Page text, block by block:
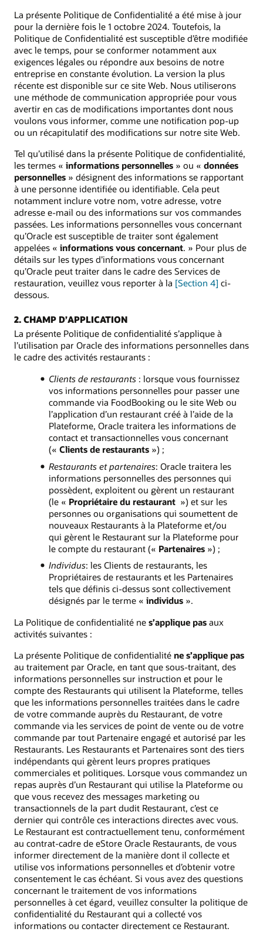
La présente Politique de Confidentialité a été mise à jour
pour la dernière fois le 1 octobre 2024. Toutefois, la
Politique de Confidentialité est susceptible d’être modifiée
avec le temps, pour se conformer notamment aux
exigences légales ou répondre aux besoins de notre
entreprise en constante évolution. La version la plus
récente est disponible sur ce site Web. Nous utiliserons
une méthode de communication appropriée pour vous
avertir en cas de modifications importantes dont nous
voulons vous informer, comme une notification pop-up
ou un récapitulatif des modifications sur notre site Web.
Tel qu’utilisé dans la présente Politique de confidentialité,
les termes « informations personnelles » ou « données
personnelles » désignent des informations se rapportant
à une personne identifiée ou identifiable. Cela peut
notamment inclure votre nom, votre adresse, votre
adresse e-mail ou des informations sur vos commandes
passées. Les informations personnelles vous concernant
qu’Oracle est susceptible de traiter sont également
appelées « informations vous concernant. » Pour plus de
détails sur les types d’informations vous concernant
qu’Oracle peut traiter dans le cadre des Services de
restauration, veuillez vous reporter à la [Section 4] ci-
dessous.
2. CHAMP D’APPLICATION
La présente Politique de confidentialité s’applique à
l’utilisation par Oracle des informations personnelles dans
le cadre des activités restaurants :
Clients de restaurants : lorsque vous fournissez
vos informations personnelles pour passer une
commande via FoodBooking ou le site Web ou
l’application d’un restaurant créé à l’aide de la
Plateforme, Oracle traitera les informations de
contact et transactionnelles vous concernant
(« Clients de restaurants») ;
Restaurants et partenaires: Oracle traitera les
informations personnelles des personnes qui
possèdent, exploitent ou gèrent un restaurant
(le « Propriétaire du restaurant ») et sur les
personnes ou organisations qui soumettent de
nouveaux Restaurants à la Plateforme et/ou
qui gèrent le Restaurant sur la Plateforme pour
le compte du restaurant (« Partenaires») ;
Individus: les Clients de restaurants, les
Propriétaires de restaurants et les Partenaires
tels que définis ci-dessus sont collectivement
désignés par le terme « individus».
La Politique de confidentialité ne s’applique pas aux
activités suivantes :
La présente Politique de confidentialité ne s’applique pas
au traitement par Oracle, en tant que sous-traitant, des
informations personnelles sur instruction et pour le
compte des Restaurants qui utilisent la Plateforme, telles
que les informations personnelles traitées dans le cadre
de votre commande auprès du Restaurant, de votre
commande via les services de point de vente ou de votre
commande par tout Partenaire engagé et autorisé par les
Restaurants. Les Restaurants et Partenaires sont des tiers
indépendants qui gèrent leurs propres pratiques
commerciales et politiques. Lorsque vous commandez un
repas auprès d’un Restaurant qui utilise la Plateforme ou
que vous recevez des messages marketing ou
transactionnels de la part dudit Restaurant, c’est ce
dernier qui contrôle ces interactions directes avec vous.
Le Restaurant est contractuellement tenu, conformément
au contrat-cadre de eStore Oracle Restaurants, de vous
informer directement de la manière dont il collecte et
utilise vos informations personnelles et d’obtenir votre
consentement le cas échéant. Si vous avez des questions
concernant le traitement de vos informations
personnelles à cet égard, veuillez consulter la politique de
confidentialité du Restaurant qui a collecté vos
informations ou contacter directement ce Restaurant.